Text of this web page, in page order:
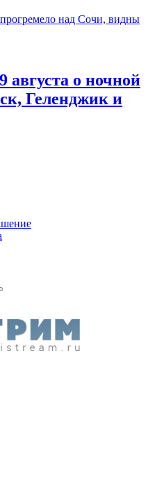
августа о ночной
Геленджик и